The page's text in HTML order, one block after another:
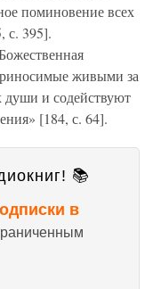
поминовение всех
с. 395].
живыми за
души и содействуют
[184, с. 64].
📚
в